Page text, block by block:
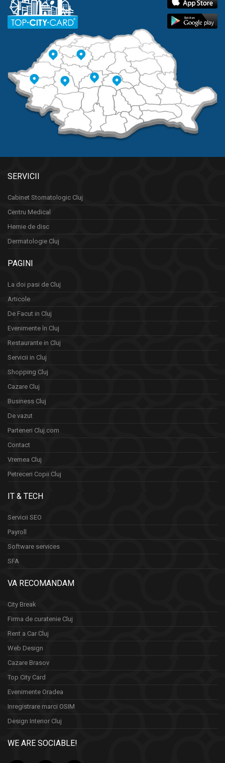
SERVICII
Cabinet Stomatologic Cluj
Centru Medical
Hernie de disc
Dermatologie Cluj
PAGINI
La doi pasi de Cluj
Articole
De Facut in Cluj
Evenimente în Cluj
Restaurante in Cluj
Servicii in Cluj
Shopping Cluj
Cazare Cluj
Business Cluj
De vazut
Parteneri Cluj.com
Contact
Vremea Cluj
Petreceri Copii Cluj
IT & TECH
Servicii SEO
Payroll
Software services
SFA
VA RECOMANDAM
City Break
Firma de curatenie Cluj
Rent a Car Cluj
Web Design
Cazare Brasov
Top City Card
Evenimente Oradea
Inregistrare marci OSIM
Design Interior Cluj
WE ARE SOCIABLE!